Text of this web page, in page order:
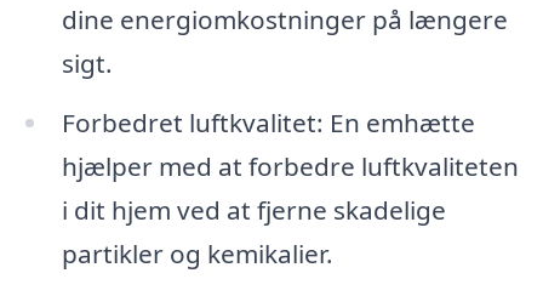
dine energiomkostninger på længere
sigt.
Forbedret luftkvalitet: En emhætte
hjælper med at forbedre luftkvaliteten
i dit hjem ved at fjerne skadelige
partikler og kemikalier.